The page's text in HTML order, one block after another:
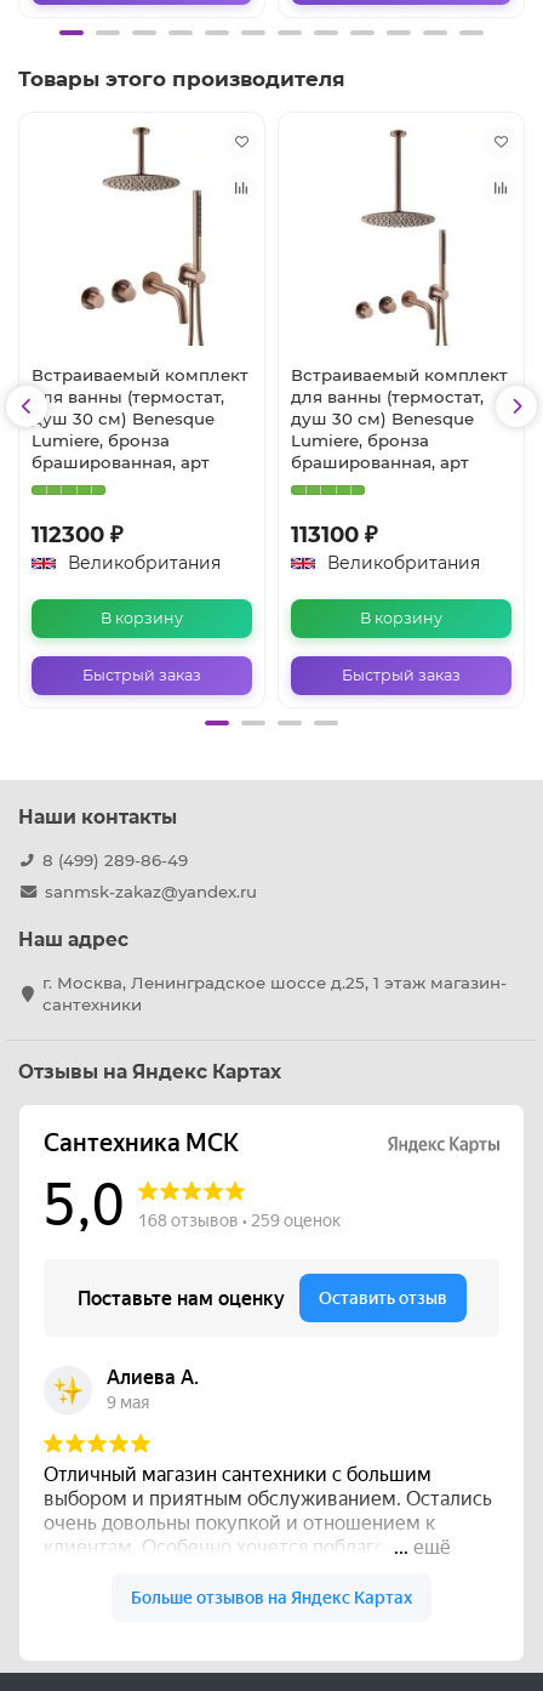
Товары этого производителя
Встраиваемый комплект
для ванны (термостат,
душ 30 см) Benesque
Lumiere, бронза
брашированная, арт
112300 ₽
Великобритания
В корзину
Быстрый заказ
Встраиваемый комплект
для ванны (термостат,
душ 30 см) Benesque
Lumiere, бронза
брашированная, арт
113100 ₽
Великобритания
В корзину
Быстрый заказ
Наши контакты
8 (499) 289-86-49
sanmsk-zakaz@yandex.ru
Наш адрес
г. Москва, Ленинградское шоссе д.25, 1 этаж магазин-
сантехники
Отзывы на Яндекс Картах